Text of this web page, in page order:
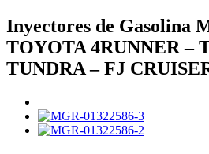
Inyectores de Gasolina
TOYOTA 4RUNNER –
TUNDRA – FJ